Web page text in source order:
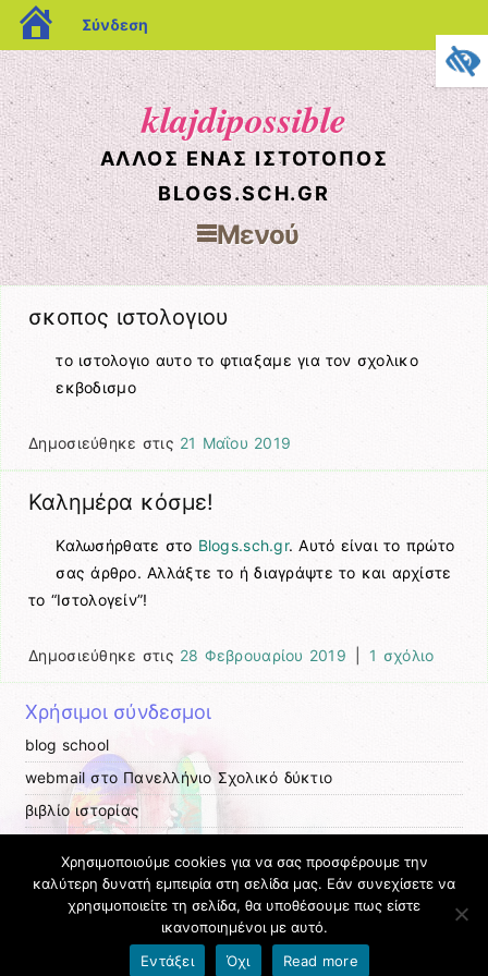
blogs.sch.gr
Σύνδεση
klajdipossible
ΆΛΛΟΣ ΈΝΑΣ ΙΣΤΌΤΟΠΟΣ
BLOGS.SCH.GR
Μενού
Μετάβαση στο περιεχόμενο
σκοπος ιστολογιου
το ιστολογιο αυτο το φτιαξαμε για τον σχολικο
εκβοδισμο
Δημοσιεύθηκε στις 21 Μαΐου 2019
Καλημέρα κόσμε!
Καλωσήρθατε στο Blogs.sch.gr. Αυτό είναι το πρώτο
σας άρθρο. Αλλάξτε το ή διαγράψτε το και αρχίστε
το “Ιστολογείν”!
Δημοσιεύθηκε στις 28 Φεβρουαρίου 2019 1 σχόλιο
Χρήσιμοι σύνδεσμοι
blog school
webmail στο Πανελλήνιο Σχολικό δύκτιο
βιβλίο ιστορίας
βιβλίο φυσικής
Η ιστοσελίδα του Scratch
Όροι χρήσης blogs.sch.gr| Δήλωση προσβασιμότητας
Χρησιμοποιούμε cookies για να σας προσφέρουμε την
καλύτερη δυνατή εμπειρία στη σελίδα μας. Εάν συνεχίσετε να
χρησιμοποιείτε τη σελίδα, θα υποθέσουμε πως είστε
ικανοποιημένοι με αυτό.
Εντάξει
Όχι Read more